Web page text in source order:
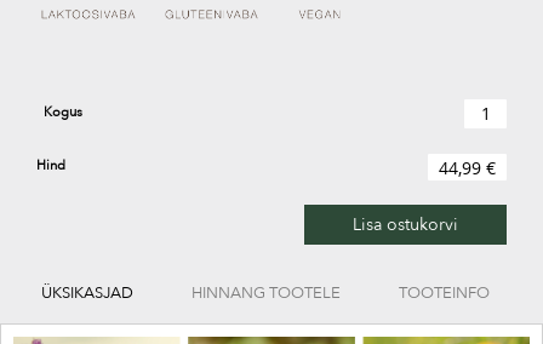
Kogus
Hind 44,99 €
Lisa ostukorvi
ÜKSIKASJAD HINNANG TOOTELE TOOTEINFO